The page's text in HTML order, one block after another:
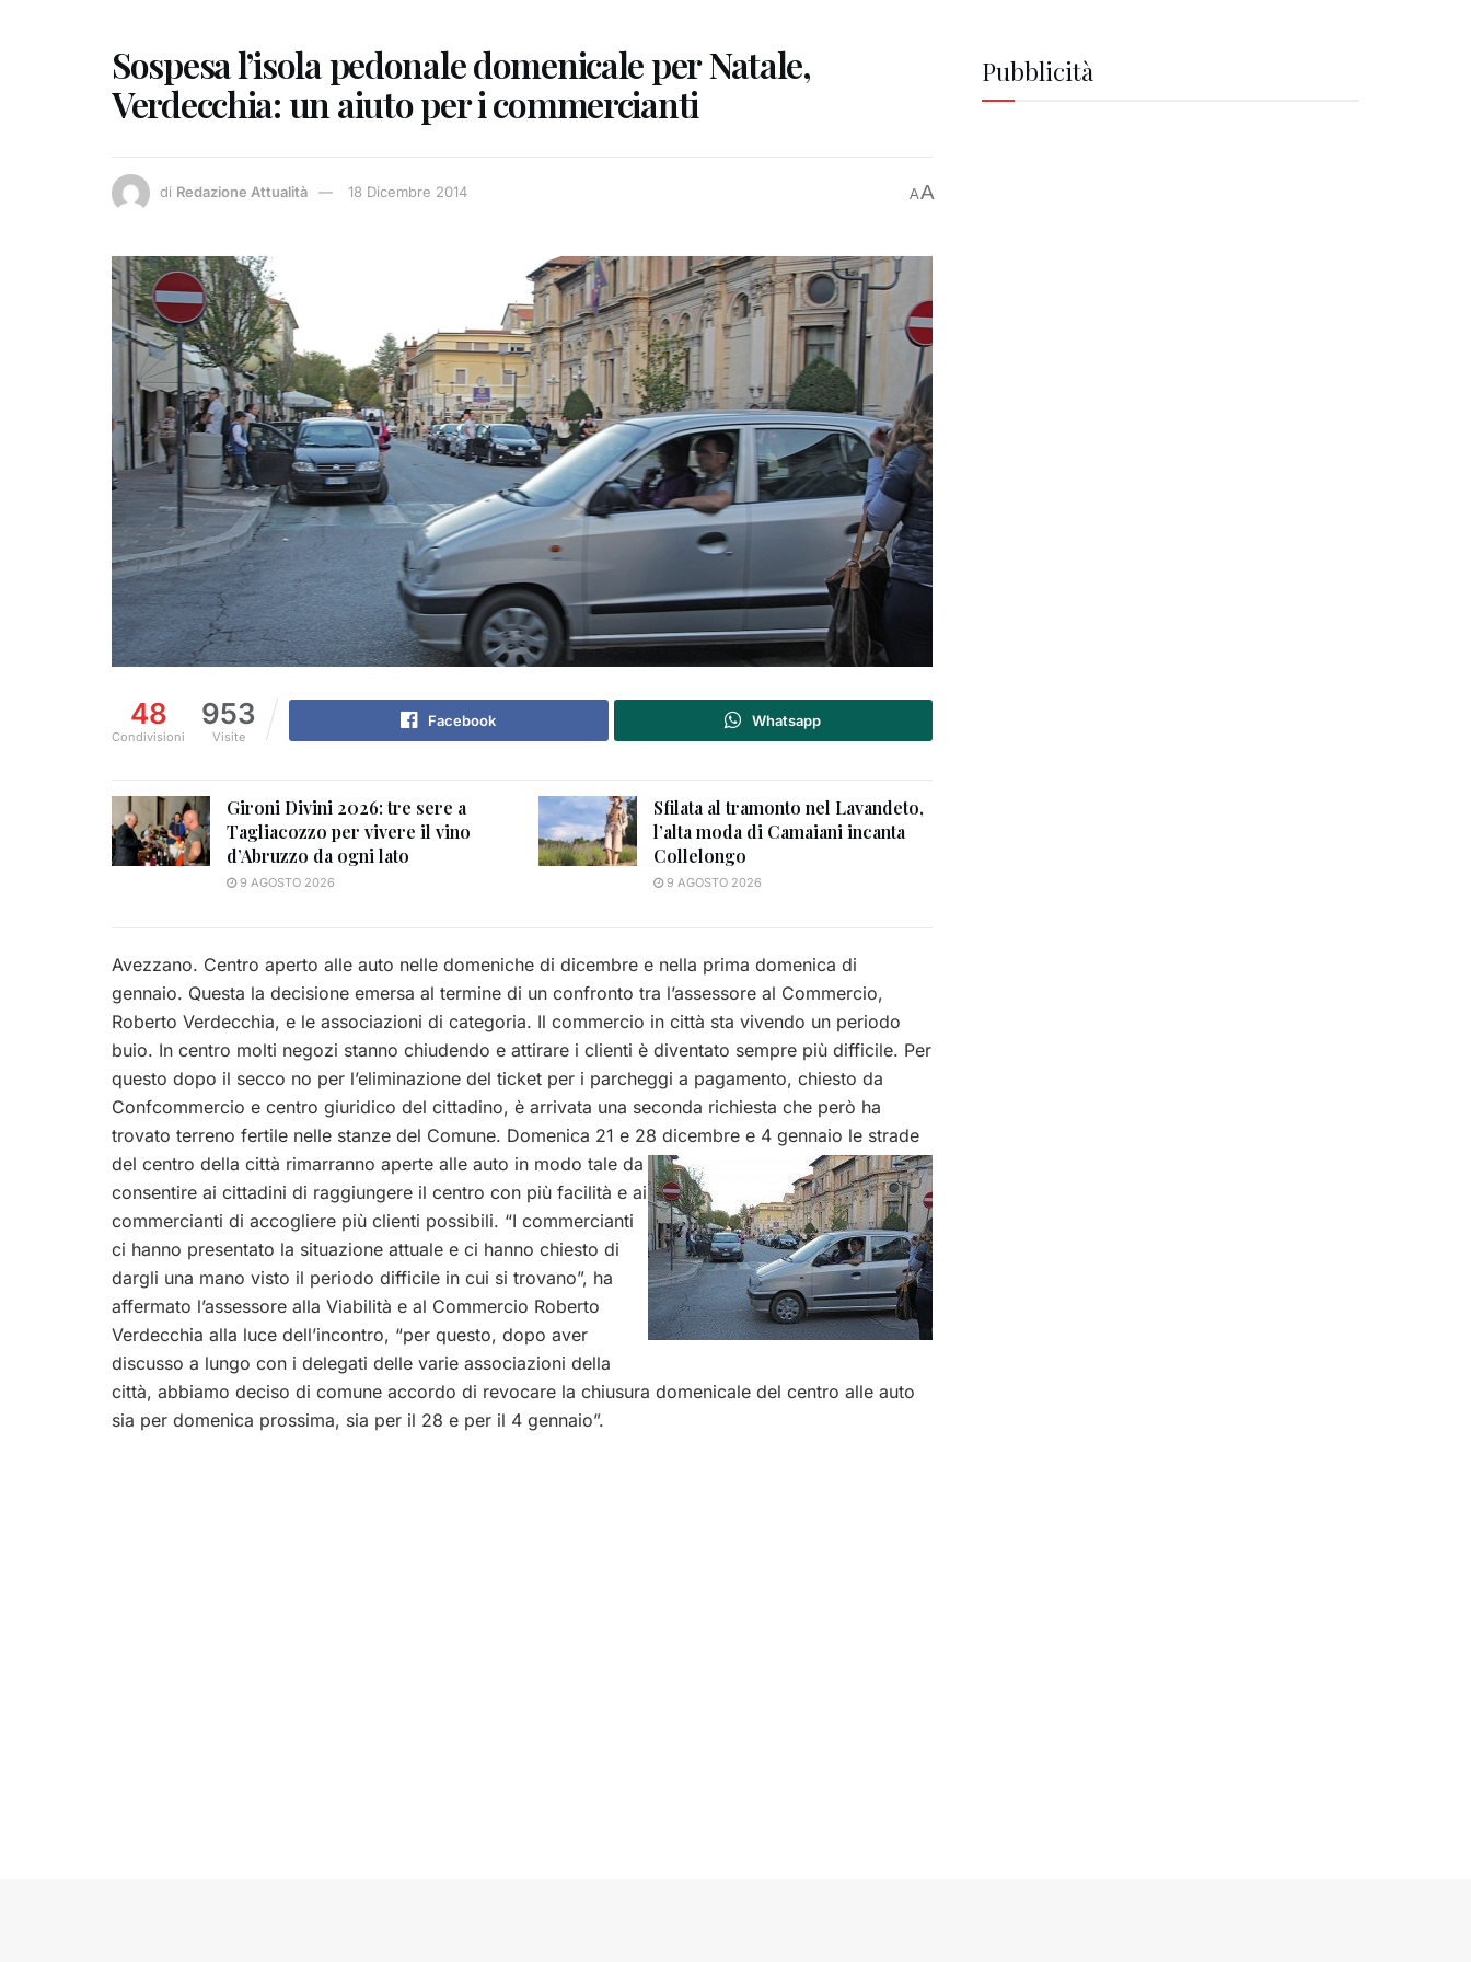
Sospesa l’isola pedonale domenicale per Natale,
Verdecchia: un aiuto per i commercianti
di Redazione Attualità 18 Dicembre 2014 AA
48
Condivisioni
953
Visite
Facebook Whatsapp
Gironi Divini 2026: tre sere a
Tagliacozzo per vivere il vino
d’Abruzzo da ogni lato
9 AGOSTO 2026
Sfilata al tramonto nel Lavandeto,
l’alta moda di Camaiani incanta
Collelongo
9 AGOSTO 2026
Avezzano. Centro aperto alle auto nelle domeniche di dicembre e nella prima domenica di
gennaio. Questa la decisione emersa al termine di un confronto tra l’assessore al Commercio,
Roberto Verdecchia, e le associazioni di categoria. Il commercio in città sta vivendo un periodo
buio. In centro molti negozi stanno chiudendo e attirare i clienti è diventato sempre più difficile. Per
questo dopo il secco no per l’eliminazione del ticket per i parcheggi a pagamento, chiesto da
Confcommercio e centro giuridico del cittadino, è arrivata una seconda richiesta che però ha
trovato terreno fertile nelle stanze del Comune. Domenica 21 e 28 dicembre e 4 gennaio le strade
del centro della città rimarranno aperte alle auto in modo tale da
consentire ai cittadini di raggiungere il centro con più facilità e ai
commercianti di accogliere più clienti possibili. “I commercianti
ci hanno presentato la situazione attuale e ci hanno chiesto di
dargli una mano visto il periodo difficile in cui si trovano”, ha
affermato l’assessore alla Viabilità e al Commercio Roberto
Verdecchia alla luce dell’incontro, “per questo, dopo aver
discusso a lungo con i delegati delle varie associazioni della
città, abbiamo deciso di comune accordo di revocare la chiusura domenicale del centro alle auto
sia per domenica prossima, sia per il 28 e per il 4 gennaio”.
Pubblicità